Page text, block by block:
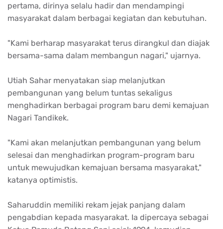
pertama, dirinya selalu hadir dan mendampingi
masyarakat dalam berbagai kegiatan dan kebutuhan.
"Kami berharap masyarakat terus dirangkul dan diajak
bersama-sama dalam membangun nagari," ujarnya.
Utiah Sahar menyatakan siap melanjutkan
pembangunan yang belum tuntas sekaligus
menghadirkan berbagai program baru demi kemajuan
Nagari Tandikek.
"Kami akan melanjutkan pembangunan yang belum
selesai dan menghadirkan program-program baru
untuk mewujudkan kemajuan bersama masyarakat,"
katanya optimistis.
Saharuddin memiliki rekam jejak panjang dalam
pengabdian kepada masyarakat. Ia dipercaya sebagai